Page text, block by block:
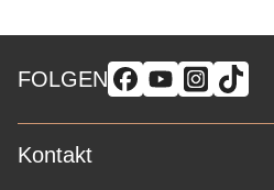
FOLGEN
Kontakt